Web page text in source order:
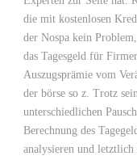
die mit kostenlosen
der Nospa kein
das Tagesgeld für
Auszugsprämie vom
der börse so z. Trotz
unterschiedlichen
Berechnung des
analysieren und letztlich